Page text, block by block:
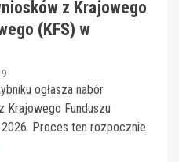
z Krajowego
(KFS) w
ogłasza nabór
Krajowego Funduszu
Proces ten rozpocznie